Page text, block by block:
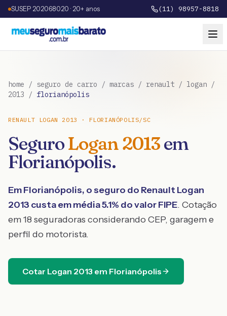
SUSEP 202068020 · 20+ anos (11) 98957-8818
home / seguro de carro / marcas / renault / logan /
2013 / florianópolis
RENAULT LOGAN 2013 · FLORIANÓPOLIS/SC
SeguroLogan2013em
Florianópolis.
EmFlorianópolis, o seguro do Renault Logan
2013 custa em média5.1% do valor FIPE. Cotação
em 18 seguradoras considerando CEP, garagem e
perfil do motorista.
Cotar Logan 2013 em Florianópolis